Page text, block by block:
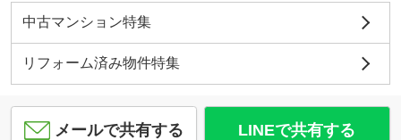
中古マンション特集
リフォーム済み物件特集
メールで共有する LINEで共有する